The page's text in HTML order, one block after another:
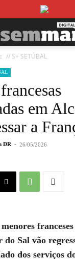
// S+ SETÚBAL
em
a
DR - 26/05/2026
do Sal vão
dos serviços